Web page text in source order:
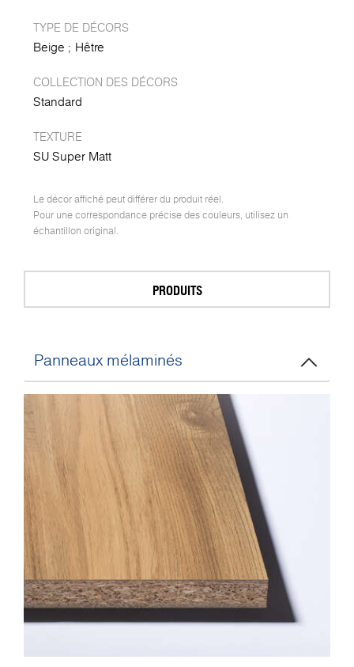
TYPE DE DÉCORS
Beige Hêtre
COLLECTION DES DÉCORS
Standard
TEXTURE
SU Super Matt
Le décor affiché peut différer du produit réel.
Pour une correspondance précise des couleurs, utilisez un
échantillon original.
PRODUITS
Panneaux mélaminés